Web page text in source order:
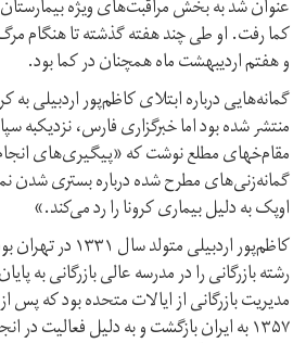
عنوان شد به بخش مراقبت‌های ویژه
کما رفت. او طی چند هفته گذشته تا هنگام
و هفتم اردیبهشت ماه همچنان در کما بود.
گمانه‌هایی درباره ابتلای کاظم‌پور اردبیلی
منتشر شده بود اما خبرگزاری فارس، نزدیکبه
مقام‌خهای مطلع نوشت که «پیگیری‌های
گمانه‌زنی‌های مطرح شده درباره بستری شدن
اوپک به دلیل بیماری کرونا را رد می‌کند.»
کاظم‌پور اردبیلی
رشته بازرگانی را در مدرسه عالی بازرگانی به
مدیریت بازرگانی از ایالات متحده بود که پس
۱۳۵۷ به ایران بازگشت و به دلیل فعالیت